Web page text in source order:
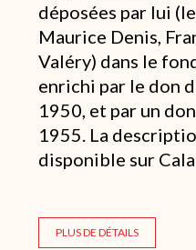
déposées par lui
Maurice Denis,
Valéry) dans le
enrichi par le don
1950, et par un
1955. La
disponible sur
PLUS DE DÉTAILS